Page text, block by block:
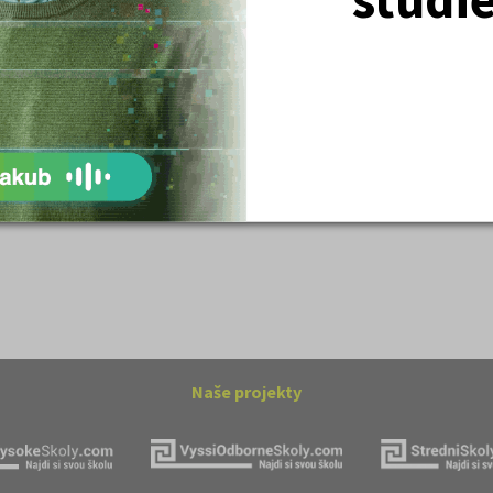
struktuře
Základní charakteristiky obyvatelstva
a geografie sídel
Tyrolské
Romain Rolland: Petr a Lucie
Naše projekty